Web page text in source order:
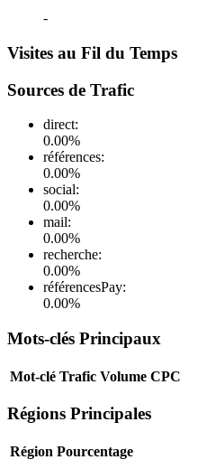
-
Visites au Fil du Temps
Sources de Trafic
direct:
0.00%
références:
0.00%
social:
0.00%
mail:
0.00%
recherche:
0.00%
référencesPay:
0.00%
Mots-clés Principaux
Mot-clé Trafic Volume CPC
Régions Principales
Région Pourcentage